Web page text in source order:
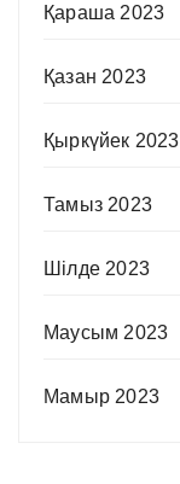
Қараша 2023
Қазан 2023
Қыркүйек 2023
Тамыз 2023
Шілде 2023
Маусым 2023
Мамыр 2023